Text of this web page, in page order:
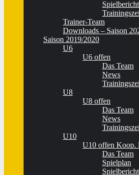
Trainer-Team
Downloads – Saison
Saison 2019/2020
U6
U6 offen
Das Team
News
U8
U8 offen
Das Team
News
U10
U10 offen
Das Team
Spielplan